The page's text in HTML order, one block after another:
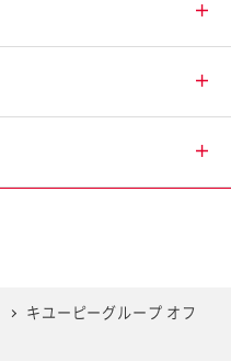
キユーピーグループ オフ